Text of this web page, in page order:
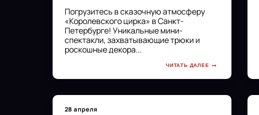
Погрузитесь в сказочную атмосферу
«Королевского цирка» в Санкт-
Петербурге! Уникальные мини-
спектакли, захватывающие трюки и
роскошные декора...
ЧИТАТЬ ДАЛЕЕ
28 апреля